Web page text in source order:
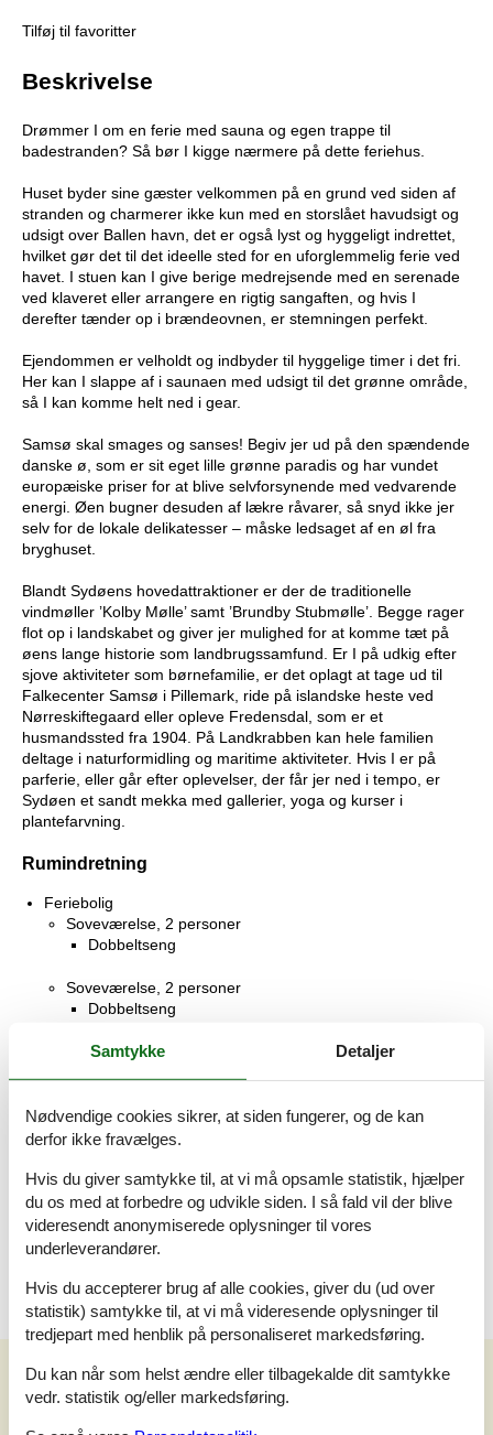
Tilføj til favoritter
Beskrivelse
Drømmer I om en ferie med sauna og egen trappe til
badestranden? Så bør I kigge nærmere på dette feriehus.
Huset byder sine gæster velkommen på en grund ved siden af
stranden og charmerer ikke kun med en storslået havudsigt og
udsigt over Ballen havn, det er også lyst og hyggeligt indrettet,
hvilket gør det til det ideelle sted for en uforglemmelig ferie ved
havet. I stuen kan I give berige medrejsende med en serenade
ved klaveret eller arrangere en rigtig sangaften, og hvis I
derefter tænder op i brændeovnen, er stemningen perfekt.
Ejendommen er velholdt og indbyder til hyggelige timer i det fri.
Her kan I slappe af i saunaen med udsigt til det grønne område,
så I kan komme helt ned i gear.
Samsø skal smages og sanses! Begiv jer ud på den spændende
danske ø, som er sit eget lille grønne paradis og har vundet
europæiske priser for at blive selvforsynende med vedvarende
energi. Øen bugner desuden af lækre råvarer, så snyd ikke jer
selv for de lokale delikatesser – måske ledsaget af en øl fra
bryghuset.
Blandt Sydøens hovedattraktioner er der de traditionelle
vindmøller ’Kolby Mølle’ samt ’Brundby Stubmølle’. Begge rager
flot op i landskabet og giver jer mulighed for at komme tæt på
øens lange historie som landbrugssamfund. Er I på udkig efter
sjove aktiviteter som børnefamilie, er det oplagt at tage ud til
Falkecenter Samsø i Pillemark, ride på islandske heste ved
Nørreskiftegaard eller opleve Fredensdal, som er et
husmandssted fra 1904. På Landkrabben kan hele familien
deltage i naturformidling og maritime aktiviteter. Hvis I er på
parferie, eller går efter oplevelser, der får jer ned i tempo, er
Sydøen et sandt mekka med gallerier, yoga og kurser i
plantefarvning.
Rumindretning
Feriebolig
Soveværelse, 2 personer
Dobbeltseng
Soveværelse, 2 personer
Dobbeltseng
Badeværelse
Terrasse
Åben terrasse
Anneks
Soveværelse, 4 personer
Dobbeltseng
Køjeseng
Vores gæsteanmeldelser
Vores gæsteanmeldelserEksterne anmeldelser
Samtykke Detaljer
Nødvendige cookies sikrer, at siden fungerer, og de kan
derfor ikke fravælges.
Hvis du giver samtykke til, at vi må opsamle statistik, hjælper
du os med at forbedre og udvikle siden. I så fald vil der blive
videresendt anonymiserede oplysninger til vores
underleverandører.
Hvis du accepterer brug af alle cookies, giver du (ud over
statistik) samtykke til, at vi må videresende oplysninger til
tredjepart med henblik på personaliseret markedsføring.
Du kan når som helst ændre eller tilbagekalde dit samtykke
vedr. statistik og/eller markedsføring.